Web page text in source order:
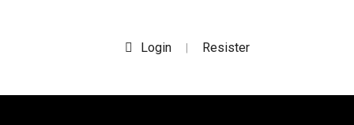
Login | Resister